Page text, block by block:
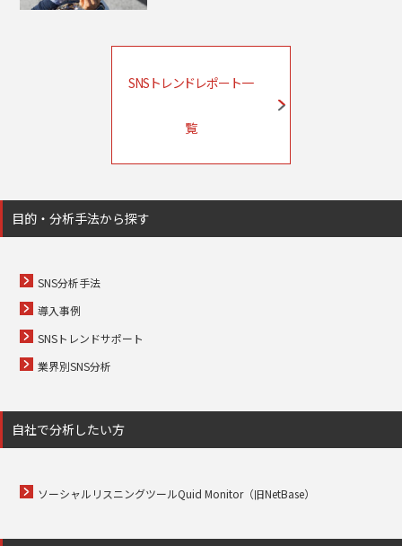
SNSトレンドレポート一
覧
目的・分析手法から探す
SNS分析手法
導入事例
SNSトレンドサポート
業界別SNS分析
自社で分析したい方
ソーシャルリスニングツールQuid Monitor（旧NetBase）